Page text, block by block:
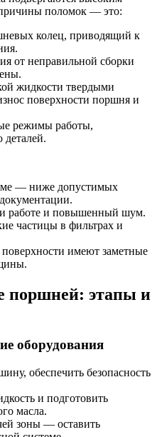
поломок — это:
колец, приводящий к
от неправильной сборки
жидкости твердыми
поверхности поршня и
режимы работы,
— ниже допустимых
работе и повышенный шум.
частицы в фильтрах и
имеют заметные
поршней: этапы и
оборудования
обеспечить безопасность
и подготовить
масла.
зоны — оставить